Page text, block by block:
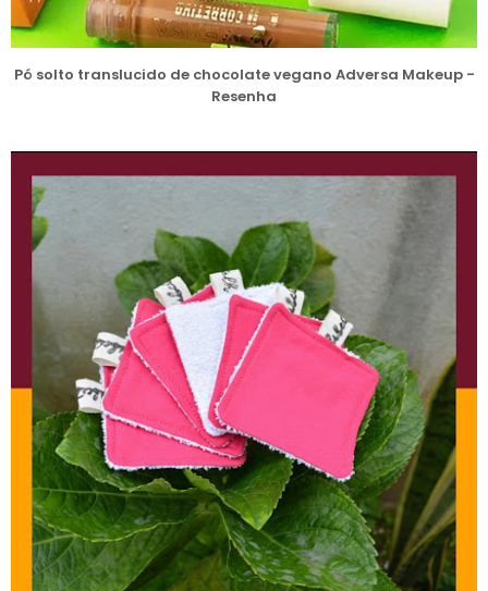
Pó solto translucido de chocolate vegano Adversa Makeup -
Resenha